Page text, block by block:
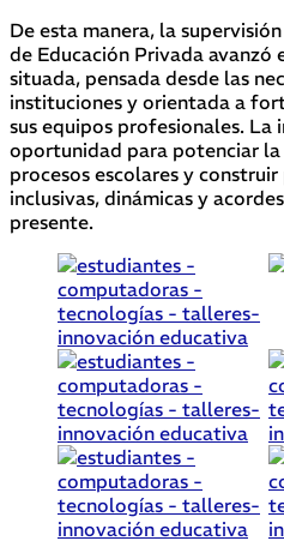
De esta manera, la
de Educación Privada avanzó
situada, pensada desde las
instituciones y orientada a
sus equipos profesionales.
oportunidad para potenciar
procesos escolares y
inclusivas, dinámicas y
presente.